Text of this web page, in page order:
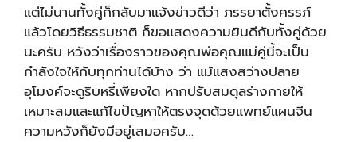
แต่ไม่นานทั้งคู่ก็กลับมาแจ้งข่าวดีว่า ภรรยาตั้งครรภ์
แล้วโดยวิธีธรรมชาติ ก็ขอแสดงความยินดีกับทั้งคู่ด้วย
นะครับ หวังว่าเรื่องราวของคุณพ่อคุณแม่คู่นี้จะเป็น
กำลังใจให้กับทุกท่านได้บ้าง ว่า แม้แสงสว่างปลาย
อุโมงค์จะดูริบหรี่เพียงใด หากปรับสมดุลร่างกายให้
เหมาะสมและแก้ไขปัญหาให้ตรงจุดด้วยแพทย์แผนจีน
ความหวังก็ยังมีอยู่เสมอครับ…